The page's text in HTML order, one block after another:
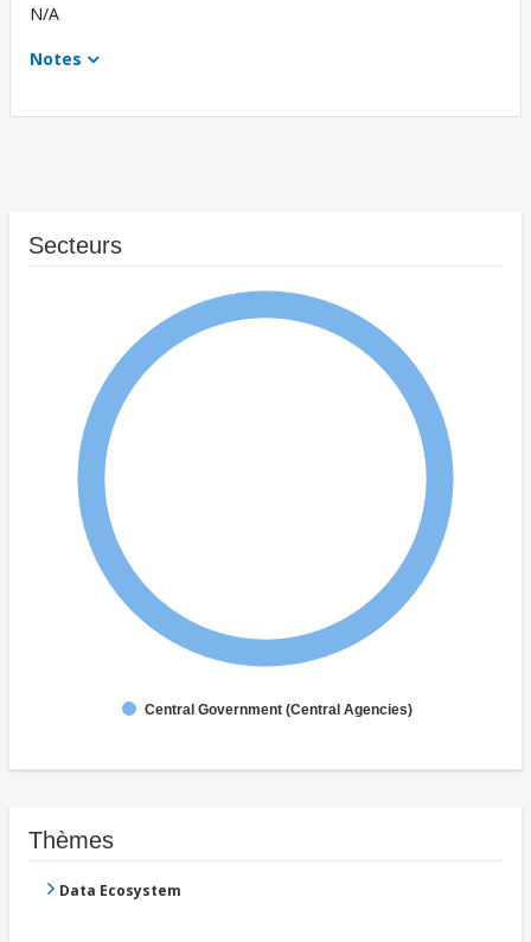
N/A
Notes
Secteurs
Central Government (Central Agencies)
Thèmes
Data Ecosystem